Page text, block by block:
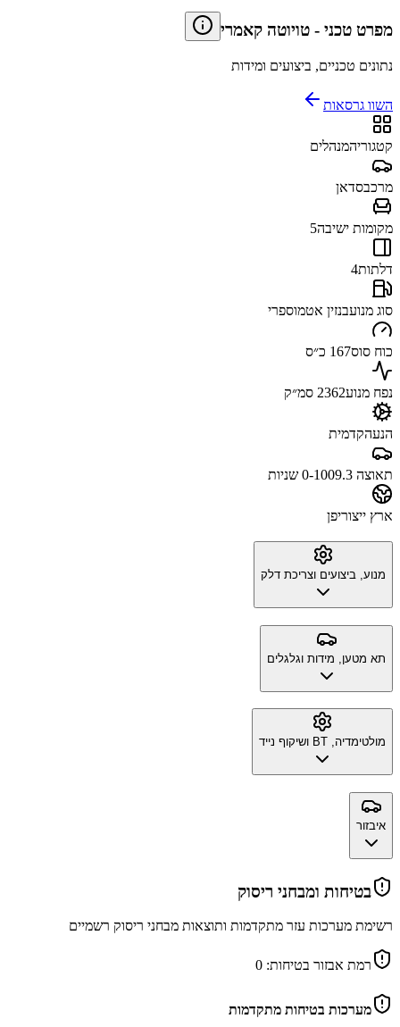
מפרט טכני - טויוטה קאמרי
נתונים טכניים, ביצועים ומידות
השוו גרסאות
קטגוריהמנהלים
מרכבסדאן
מקומות ישיבה5
דלתות4
סוג מנועבנזין אטמוספרי
כוח סוס167 כ״ס
נפח מנוע2362 סמ״ק
הנעהקדמית
תאוצה 0-100 9.3 שניות
ארץ ייצוריפן
מנוע, ביצועים וצריכת דלק
תא מטען, מידות וגלגלים
מולטימדיה, BT ושיקוף נייד
איבזור
בטיחות ומבחני ריסוק
רשימת מערכות עזר מתקדמות ותוצאות מבחני ריסוק רשמיים
רמת אבזור בטיחות: 0
מערכות בטיחות מתקדמות